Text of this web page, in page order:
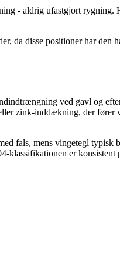
- aldrig ufastgjort rygning.
da disse positioner har den
ved gavl og
zink-inddækning, der fører
fals, mens vingetegl typisk
klassifikationen er konsistent